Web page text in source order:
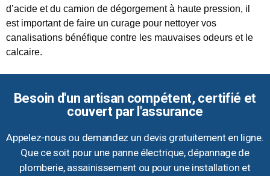
d’acide et du camion de dégorgement à haute pression, il
est important de faire un curage pour nettoyer vos
canalisations bénéfique contre les mauvaises odeurs et le
calcaire.
Besoin d'un artisan compétent, certifié et
couvert par l'assurance
Appelez-nous ou demandez un devis gratuitement en ligne.
Que ce soit pour une panne électrique, dépannage de
plomberie, assainissement ou pour une installation et